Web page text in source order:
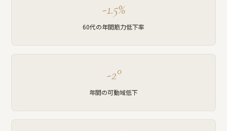
-1.5%
60代の年間筋力低下率
-2°
年間の可動域低下